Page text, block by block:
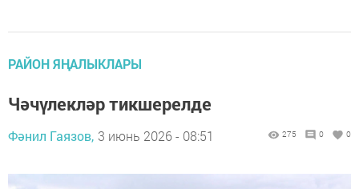
РАЙОН ЯҢАЛЫКЛАРЫ
Чәчүлекләр тикшерелде
Фәнил Гаязов, 3 июнь 2026 - 08:51 275 0 0